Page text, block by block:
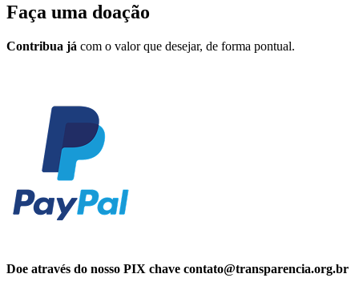
Faça uma doação
Contribua já com o valor que desejar, de forma pontual.
Doe através do nosso PIX chave contato@transparencia.org.br